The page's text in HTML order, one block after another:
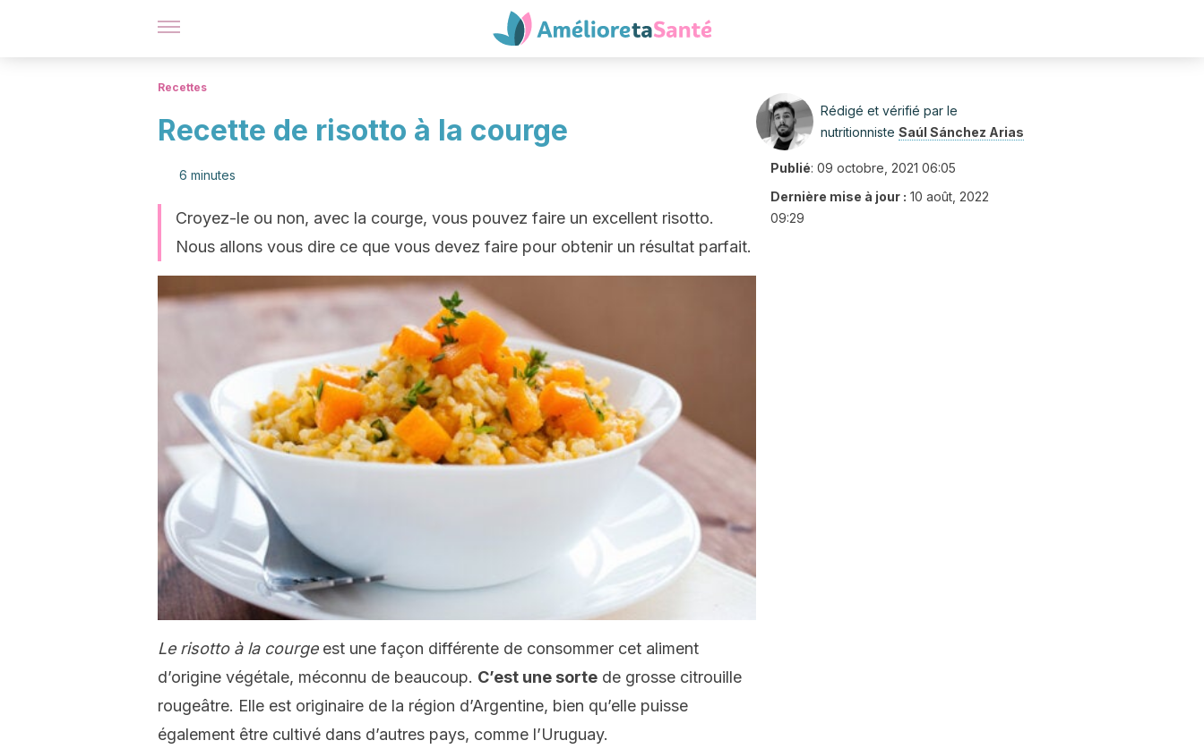
Recettes
Recette de risotto à la courge
6 minutes
Croyez-le ou non, avec la courge, vous pouvez faire un excellent risotto.
Nous allons vous dire ce que vous devez faire pour obtenir un résultat parfait.
Le risotto à la courgeest une façon différente de consommer cet aliment
d’origine végétale, méconnu de beaucoup. C’est une sorte de grosse citrouille
rougeâtre. Elle est originaire de la région d’Argentine, bien qu’elle puisse
également être cultivé dans d’autres pays, comme l’Uruguay.
Rédigé et vérifié par le
nutritionniste Saúl Sánchez Arias
Publié: 09 octobre, 2021 06:05
Dernière mise à jour : 10 août, 2022
09:29